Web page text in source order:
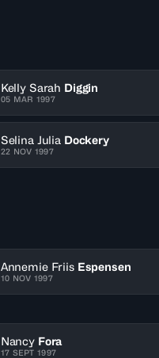
Kelly Sarah Diggin
05 MAR 1997
Selina Julia Dockery
22 NOV 1997
Annemie Friis Espensen
10 NOV 1997
Nancy Fora
17 SEPT 1997